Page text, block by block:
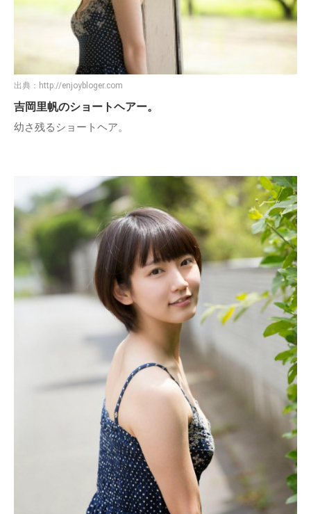
出典： http://enjoybloger.com
吉岡里帆のショートヘアー。
幼さ残るショートヘア。